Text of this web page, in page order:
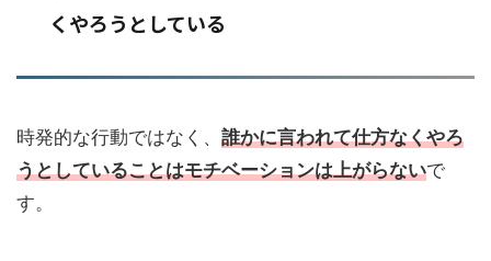
くやろうとしている
時発的な行動ではなく、 誰かに言われて仕方なくやろ
うとしていることはモチベーションは上がらないで
す。